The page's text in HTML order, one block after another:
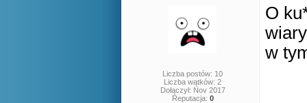
Liczba postów: 10
Liczba wątków: 2
Dołączył: Nov 2017
Reputacja: 0
O
w